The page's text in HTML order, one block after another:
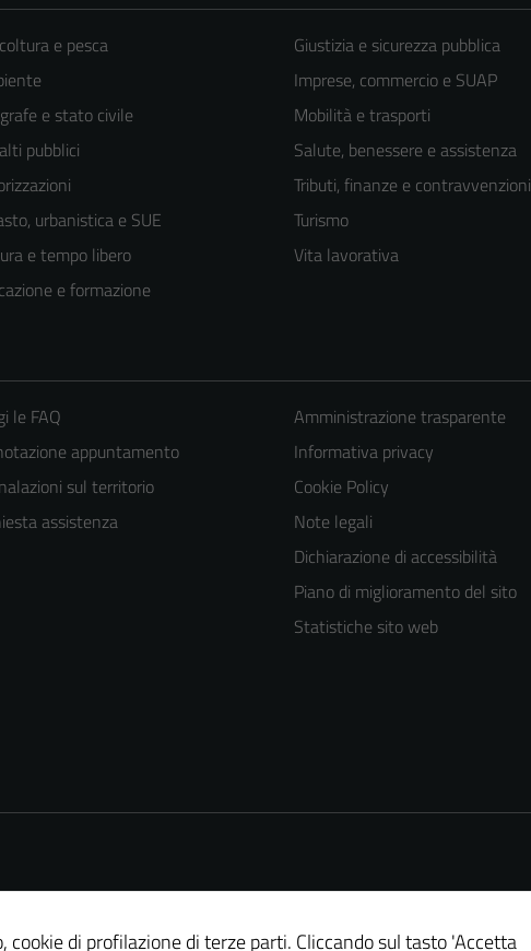
e pesca
e stato civile
pubblici
urbanistica e SUE
e tempo libero
e formazione
Giustizia e sicurezza pubblica
Imprese, commercio e SUAP
Mobilità e trasporti
Salute, benessere e assistenza
Tributi, finanze e contravvenzioni
Turismo
Vita lavorativa
le FAQ
appuntamento
sul territorio
assistenza
Amministrazione trasparente
Informativa privacy
Cookie Policy
Note legali
Dichiarazione di accessibilità
Piano di miglioramento del sito
Statistiche sito web
di profilazione di terze parti. Cliccando sul tasto 'Accetta